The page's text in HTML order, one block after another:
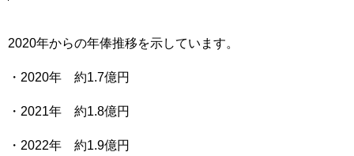
2020年からの年俸推移を示しています。
・2020年 約1.7億円
・2021年 約1.8億円
・2022年 約1.9億円